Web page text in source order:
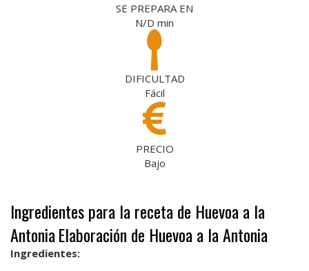
SE PREPARA EN
N/D min
DIFICULTAD
Fácil
PRECIO
Bajo
Ingredientes para la receta de Huevoa a la
AntoniaElaboración de Huevoa a la Antonia
Ingredientes: